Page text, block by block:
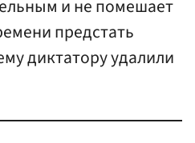
и не помешает
предстать
диктатору удалили